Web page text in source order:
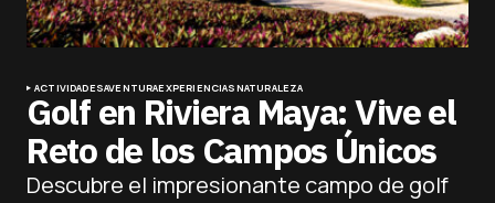
ACTIVIDADESAVENTURAEXPERIENCIASNATURALEZA
Golf en Riviera Maya: Vive el
Reto de los Campos Únicos
Descubre el impresionante campo de golf